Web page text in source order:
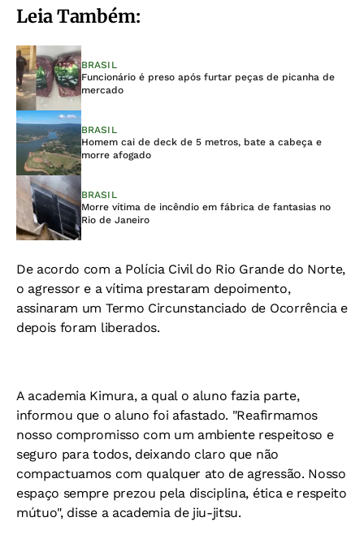
Leia Também:
BRASIL
Funcionário é preso após furtar peças de picanha de
mercado
BRASIL
Homem cai de deck de 5 metros, bate a cabeça e
morre afogado
BRASIL
Morre vítima de incêndio em fábrica de fantasias no
Rio de Janeiro
De acordo com a Polícia Civil do Rio Grande do Norte,
o agressor e a vítima prestaram depoimento,
assinaram um Termo Circunstanciado de Ocorrência e
depois foram liberados.
A academia Kimura, a qual o aluno fazia parte,
informou que o aluno foi afastado. "Reafirmamos
nosso compromisso com um ambiente respeitoso e
seguro para todos, deixando claro que não
compactuamos com qualquer ato de agressão. Nosso
espaço sempre prezou pela disciplina, ética e respeito
mútuo", disse a academia de jiu-jitsu.